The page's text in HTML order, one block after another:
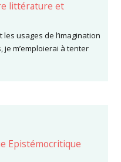
littérature et
usages de l’imagination
m’emploierai à tenter
Epistémocritique